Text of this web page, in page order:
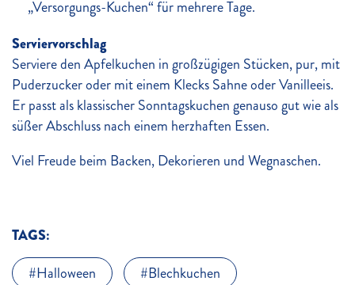
„Versorgungs-Kuchen“ für mehrere Tage.
Serviervorschlag
Serviere den Apfelkuchen in großzügigen Stücken, pur, mit
Puderzucker oder mit einem Klecks Sahne oder Vanilleeis.
Er passt als klassischer Sonntagskuchen genauso gut wie als
süßer Abschluss nach einem herzhaften Essen.
Viel Freude beim Backen, Dekorieren und Wegnaschen.
TAGS:
Halloween
Blechkuchen